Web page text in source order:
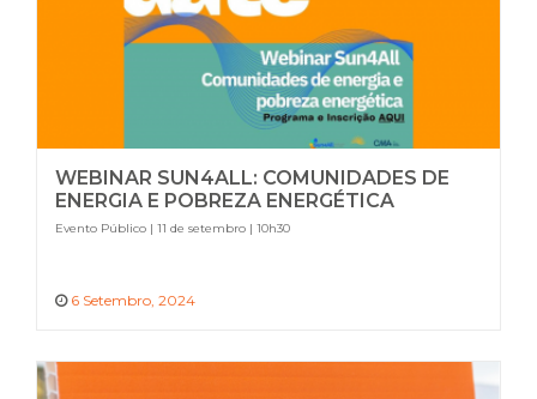
WEBINAR SUN4ALL: COMUNIDADES DE
ENERGIA E POBREZA ENERGÉTICA
Evento Público | 11 de setembro | 10h30
6 Setembro, 2024